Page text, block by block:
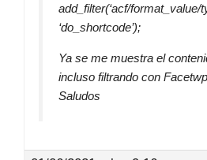
add_filter(‘acf/format_value/
‘do_shortcode’);
Ya se me muestra el
incluso filtrando con
Saludos